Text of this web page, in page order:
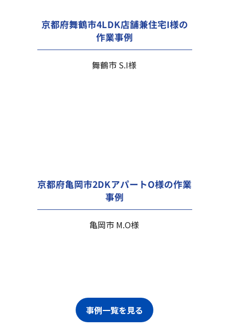
京都府舞鶴市4LDK店舗兼住宅I様の
作業事例
舞鶴市 S.I様
京都府亀岡市2DKアパートO様の作業
事例
亀岡市 M.O様
事例一覧を見る